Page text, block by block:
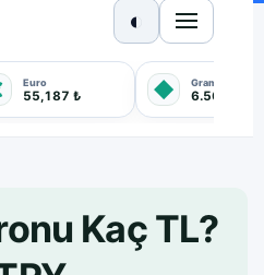
Euro
55,187 ₺ ◆ Gram Altın
6.569,600
◐
Kaç TL?